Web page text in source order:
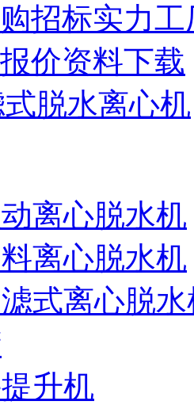
招标实力工
价资料下载
脱水离心机
离心脱水机
离心脱水机
式离心脱水
升机